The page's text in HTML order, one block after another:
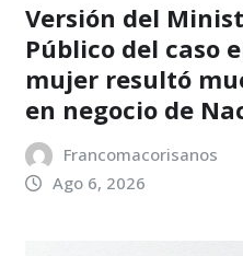
Versión del
Público del caso
mujer resultó
en negocio de
Francomacorisanos
Ago 6, 2026